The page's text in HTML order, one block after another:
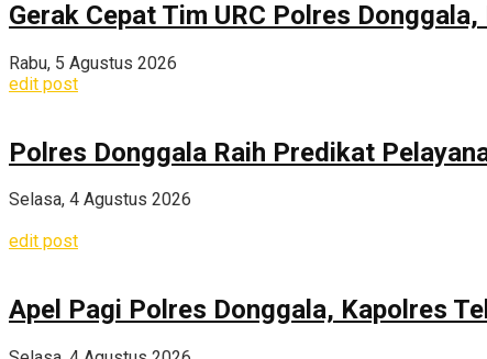
Gerak Cepat Tim URC Polres
Rabu, 5 Agustus 2026
edit post
Polres Donggala Raih Predikat
Selasa, 4 Agustus 2026
edit post
Apel Pagi Polres Donggala, Kapolres